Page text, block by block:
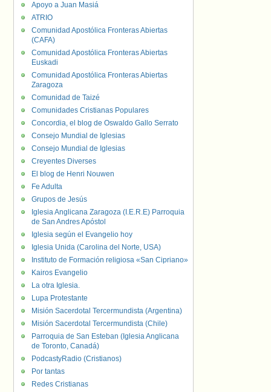
Apoyo a Juan Masiá
ATRIO
Comunidad Apostólica Fronteras Abiertas
(CAFA)
Comunidad Apostólica Fronteras Abiertas
Euskadi
Comunidad Apostólica Fronteras Abiertas
Zaragoza
Comunidad de Taizé
Comunidades Cristianas Populares
Concordia, el blog de Oswaldo Gallo Serrato
Consejo Mundial de Iglesias
Consejo Mundial de Iglesias
Creyentes Diverses
El blog de Henri Nouwen
Fe Adulta
Grupos de Jesús
Iglesia Anglicana Zaragoza (I.E.R.E) Parroquia
de San Andres Apóstol
Iglesia según el Evangelio hoy
Iglesia Unida (Carolina del Norte, USA)
Instituto de Formación religiosa «San Cipriano»
Kairos Evangelio
La otra Iglesia.
Lupa Protestante
Misión Sacerdotal Tercermundista (Argentina)
Misión Sacerdotal Tercermundista (Chile)
Parroquia de San Esteban (Iglesia Anglicana
de Toronto, Canadá)
PodcastyRadio (Cristianos)
Por tantas
Redes Cristianas